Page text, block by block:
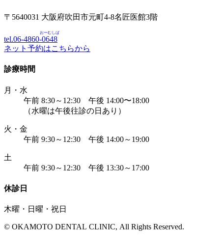
〒5640031 大阪府吹田市元町4-8名匠医館3階
tel.06-4860-0648
おーむしば
ネット予約はこちらから
診療時間
月・水
午前 8:30～12:30 午後 14:00〜18:00
（水曜は午後往診の日あり）
火・金
午前 9:30～12:30 午後 14:00～19:00
土
午前 9:30～12:30 午後 13:30～17:00
休診日
木曜・日曜・祝日
© OKAMOTO DENTAL CLINIC, All Rights Reserved.